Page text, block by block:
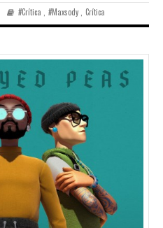
#Crítica ,#Maxsody Crítica